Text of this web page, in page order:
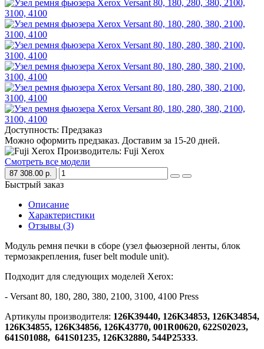
Доступность: Предзаказ
Можно оформить предзаказ. Доставим за 15-20 дней.
Производитель: Fuji Xerox
Смотреть все модели
87 308.00 р.
Быстрый заказ
Описание
Характеристики
Отзывы (3)
Модуль ремня печки в сборе (узел фьюзерной ленты, блок
термозакрепления, fuser belt module unit).
Подходит для следующих моделей Xerox:
- Versant 80, 180, 280, 380, 2100, 3100, 4100 Press
Артикулы производителя: 126K39440, 126K34853, 126K34854,
126K34855, 126K34856, 126K43770, 001R00620, 622S02023,
641S01088, 641S01235, 126K32880, 544P25333.